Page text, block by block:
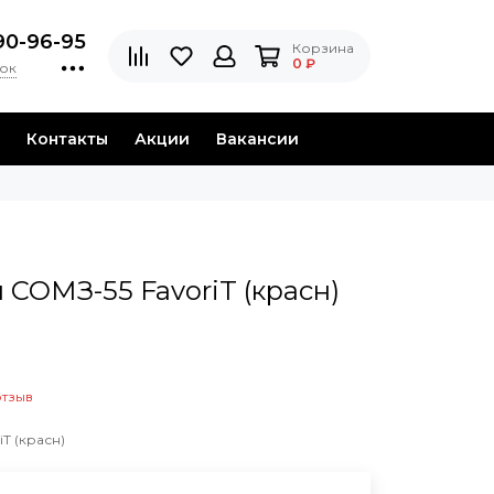
96-95
Корзина
0 ₽
Контакты Акции Вакансии
СОМЗ-55 FavoriT (красн)
(красн)